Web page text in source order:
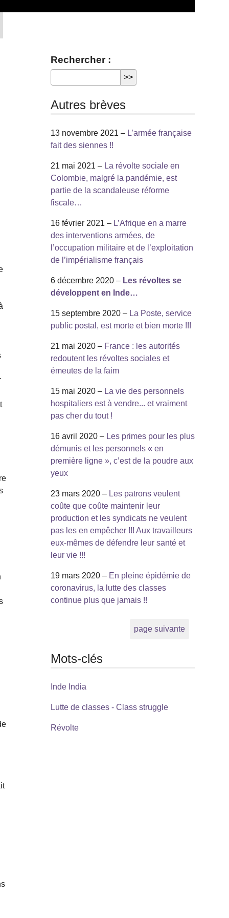
Rechercher :
Autres brèves
13 novembre 2021 – L’armée française
fait des siennes !!
21 mai 2021 – La révolte sociale en
Colombie, malgré la pandémie, est
partie de la scandaleuse réforme
fiscale…
16 février 2021 – L’Afrique en a marre
des interventions armées, de
l’occupation militaire et de l’exploitation
de l’impérialisme français
6 décembre 2020 – Les révoltes se
développent en Inde…
15 septembre 2020 – La Poste, service
public postal, est morte et bien morte !!!
21 mai 2020 – France : les autorités
redoutent les révoltes sociales et
émeutes de la faim
15 mai 2020 – La vie des personnels
hospitaliers est à vendre... et vraiment
pas cher du tout !
16 avril 2020 – Les primes pour les plus
démunis et les personnels « en
première ligne », c’est de la poudre aux
yeux
23 mars 2020 – Les patrons veulent
coûte que coûte maintenir leur
production et les syndicats ne veulent
pas les en empêcher !!! Aux travailleurs
eux-mêmes de défendre leur santé et
leur vie !!!
19 mars 2020 – En pleine épidémie de
coronavirus, la lutte des classes
continue plus que jamais !!
page suivante
Mots-clés
Inde India
Lutte de classes - Class struggle
Révolte